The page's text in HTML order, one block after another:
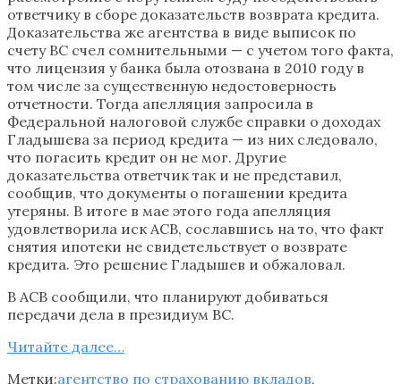
ответчику в сборе доказательств возврата кредита.
Доказательства же агентства в виде выписок по
счету ВС счел сомнительными — с учетом того факта,
что лицензия у банка была отозвана в 2010 году в
том числе за существенную недостоверность
отчетности. Тогда апелляция запросила в
Федеральной налоговой службе справки о доходах
Гладышева за период кредита — из них следовало,
что погасить кредит он не мог. Другие
доказательства ответчик так и не представил,
сообщив, что документы о погашении кредита
утеряны. В итоге в мае этого года апелляция
удовлетворила иск АСВ, сославшись на то, что факт
снятия ипотеки не свидетельствует о возврате
кредита. Это решение Гладышев и обжаловал.
В АСВ сообщили, что планируют добиваться
передачи дела в президиум ВС.
Читайте далее…
Метки:агентство по страхованию вкладов,